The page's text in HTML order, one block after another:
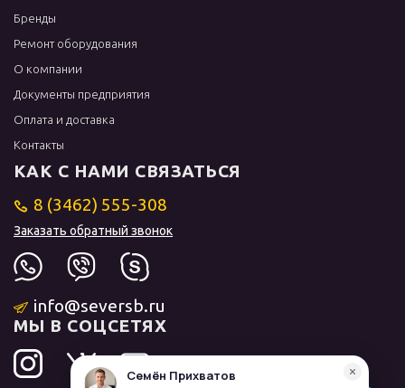
Бренды
Ремонт оборудования
О компании
Документы предприятия
Оплата и доставка
Контакты
КАК С НАМИ СВЯЗАТЬСЯ
8 (3462) 555-308
Заказать обратный звонок
info@seversb.ru
МЫ В СОЦСЕТЯХ